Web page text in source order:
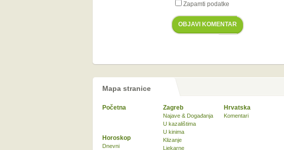
Zapamti podatke
OBJAVI KOMENTAR
Mapa stranice
Početna Zagreb
Najave & Događanja
U kazalištima
U kinima
Klizanje
Ljekarne
Hrvatska
Komentari
Horoskop
Dnevni